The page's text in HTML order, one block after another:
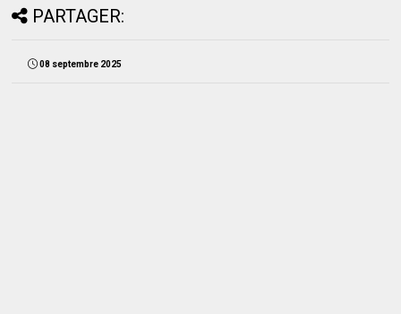
PARTAGER:
08 septembre 2025